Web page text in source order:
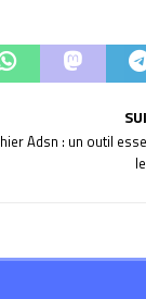
Adsn : un outil